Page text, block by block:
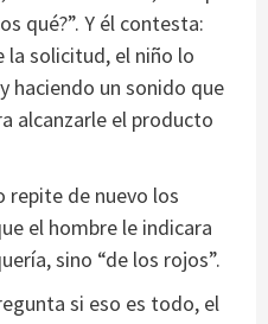
qué?”. Y él contesta:
la solicitud, el niño lo
haciendo un sonido que
alcanzarle el producto
repite de nuevo los
el hombre le indicara
sino “de los rojos”.
si eso es todo, el